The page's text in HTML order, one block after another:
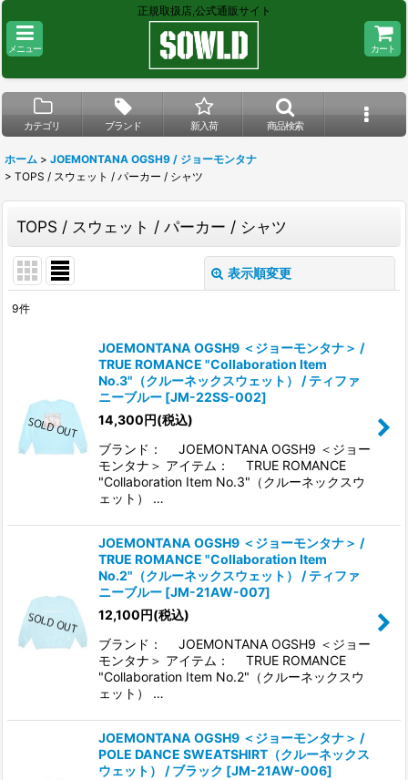
正規取扱店,公式通販サイト
メニュー カート
カテゴリ ブランド 新入荷 商品検索
ホーム > JOEMONTANA OGSH9 / ジョーモンタナ
> TOPS / スウェット / パーカー / シャツ
TOPS / スウェット / パーカー / シャツ
表示順変更
並び順
絞り込む
9件
JOEMONTANA OGSH9 ＜ジョーモンタナ＞ /
TRUE ROMANCE "Collaboration Item
No.3"（クルーネックスウェット） / ティファ
ニーブルー [JM-22SS-002]
14,300円(税込)
ブランド： JOEMONTANA OGSH9 ＜ジョー
モンタナ＞ アイテム： TRUE ROMANCE
"Collaboration Item No.3"（クルーネックスウ
ェット） …
JOEMONTANA OGSH9 ＜ジョーモンタナ＞ /
TRUE ROMANCE "Collaboration Item
No.2"（クルーネックスウェット） / ティファ
ニーブルー [JM-21AW-007]
12,100円(税込)
ブランド： JOEMONTANA OGSH9 ＜ジョー
モンタナ＞ アイテム： TRUE ROMANCE
"Collaboration Item No.2"（クルーネックスウ
ェット） …
JOEMONTANA OGSH9 ＜ジョーモンタナ＞ /
POLE DANCE SWEATSHIRT（クルーネックス
ウェット） / ブラック [JM-21AW-006]